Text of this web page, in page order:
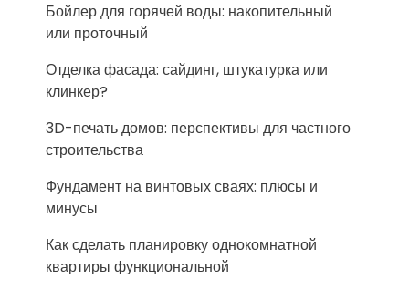
Бойлер для горячей воды: накопительный
или проточный
Отделка фасада: сайдинг, штукатурка или
клинкер?
3D-печать домов: перспективы для частного
строительства
Фундамент на винтовых сваях: плюсы и
минусы
Как сделать планировку однокомнатной
квартиры функциональной